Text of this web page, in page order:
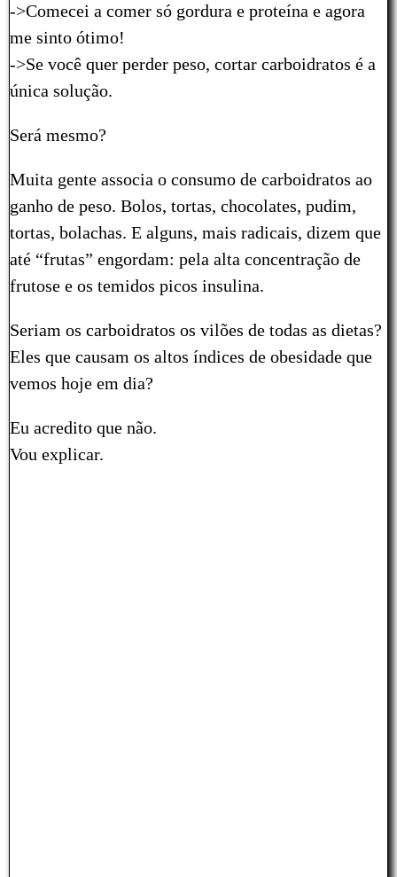
->Comecei a comer só gordura e proteína e agora
me sinto ótimo!
->Se você quer perder peso, cortar carboidratos é a
única solução.
Será mesmo?
Muita gente associa o consumo de carboidratos ao
ganho de peso. Bolos, tortas, chocolates, pudim,
tortas, bolachas. E alguns, mais radicais, dizem que
até “frutas” engordam: pela alta concentração de
frutose e os temidos picos insulina.
Seriam os carboidratos os vilões de todas as dietas?
Eles que causam os altos índices de obesidade que
vemos hoje em dia?
Eu acredito que não.
Vou explicar.